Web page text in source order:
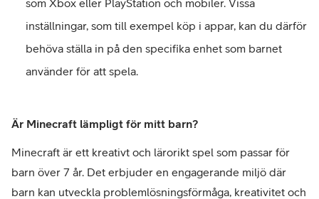
inställningar, som till exempel köp i appar, kan du därför
behöva ställa in på den specifika enhet som barnet
använder för att spela.
Är Minecraft lämpligt för mitt barn?
Minecraft är ett kreativt och lärorikt spel som passar för
barn över 7 år. Det erbjuder en engagerande miljö där
barn kan utveckla problemlösningsförmåga, kreativitet och